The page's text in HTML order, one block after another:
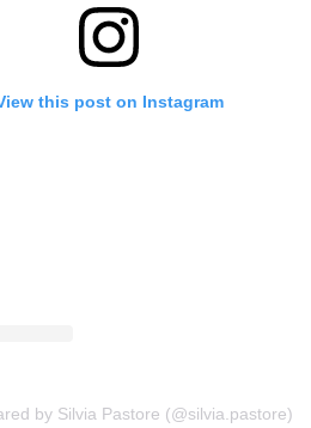
this post on Instagram
by Silvia Pastore (@silvia.pastore)